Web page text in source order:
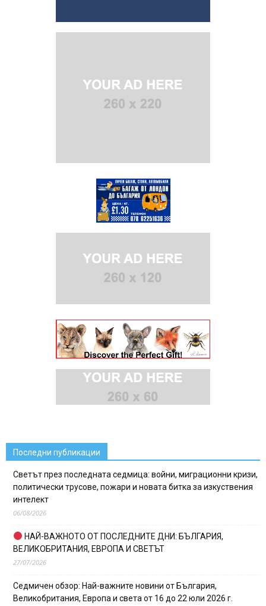
Последни публикации
Светът през последната седмица: войни, миграционни кризи,
политически трусове, пожари и новата битка за изкуствения
интелект
06/08/2026
НАЙ-ВАЖНОТО ОТ ПОСЛЕДНИТЕ ДНИ: БЪЛГАРИЯ,
ВЕЛИКОБРИТАНИЯ, ЕВРОПА И СВЕТЪТ
27/07/2026
Седмичен обзор: Най-важните новини от България,
Великобритания, Европа и света от 16 до 22 юли 2026 г.